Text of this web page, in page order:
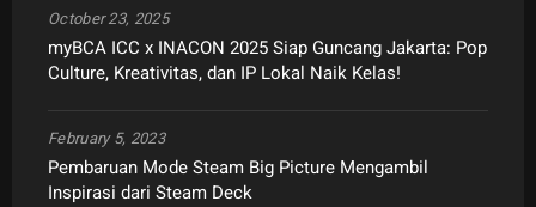
myBCA ICC x INACON 2025 Siap Guncang Jakarta: Pop
Culture, Kreativitas, dan IP Lokal Naik Kelas!
October 23, 2025
Pembaruan Mode Steam Big Picture Mengambil
Inspirasi dari Steam Deck
February 5, 2023